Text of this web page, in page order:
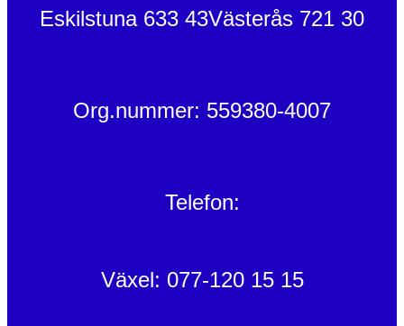
Eskilstuna 633 43Västerås 721 30
Org.nummer: 559380-4007
Telefon:
Växel: 077-120 15 15